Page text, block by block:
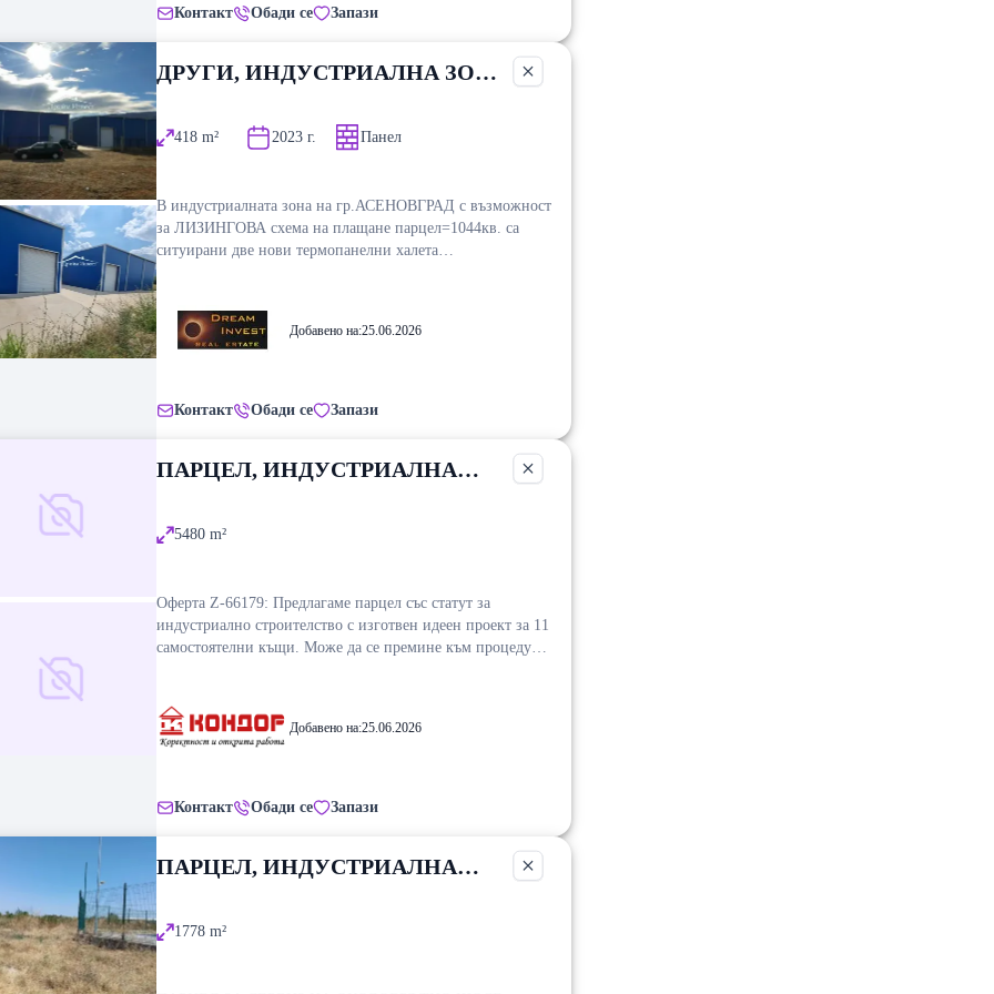
Контакт Обади се Запази
ДРУГИ, ИНДУСТРИАЛНА ЗОНА
ЮГ, ПЛОВДИВ
418 m² 2023 г. Панел
В индустриалната зона на гр.АСЕНОВГРАД с възможност
за ЛИЗИНГОВА схема на плащане парцел=1044кв. са
ситуирани две нови термопанелни халета
209+209=418кв.Притежаващи по една ролетни
врата,шлайфан бетон,офиси,тоалетни.Възможност за
закупуване на съседния парцел.Партиди ток, вода и
канализация.Идеален ТИР достъп, позволяващ удобство
при товаро-разтоварни дейности.Възможна е разсрочена
Добавено на:25.06.2026
Контакт Обади се Запази
ПАРЦЕЛ, ИНДУСТРИАЛНА
5480 m²
Оферта Z-66179: Предлагаме парцел със статут за
индустриално строителство с изготвен идеен проект за 11
самостоятелни къщи. Може да се премине към процедура
идеен проект за къщи Ток и вода в близост Равен без
денивелация ВИЖТЕ ОЩЕ ИЗГОДНИ ОФЕРТИ НА
Добавено на:25.06.2026
Контакт Обади се Запази
ПАРЦЕЛ, ИНДУСТРИАЛНА
1778 m²